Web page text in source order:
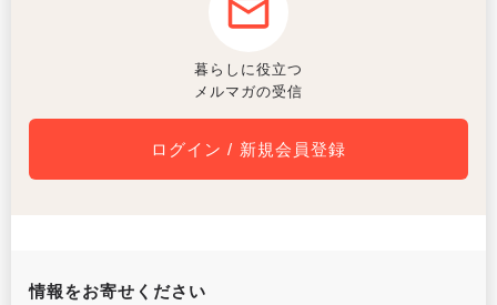
暮らしに役立つ
メルマガの受信
ログイン / 新規会員登録
情報をお寄せください